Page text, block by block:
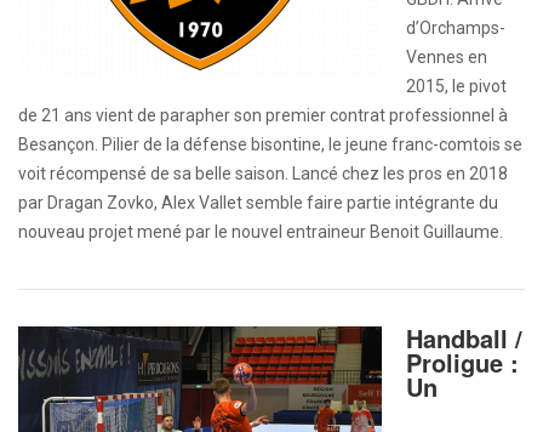
d’Orchamps-
Vennes en
2015, le pivot
de 21 ans vient de parapher son premier contrat professionnel à
Besançon. Pilier de la défense bisontine, le jeune franc-comtois se
voit récompensé de sa belle saison. Lancé chez les pros en 2018
par Dragan Zovko, Alex Vallet semble faire partie intégrante du
nouveau projet mené par le nouvel entraineur Benoit Guillaume.
Handball /
Proligue :
Un